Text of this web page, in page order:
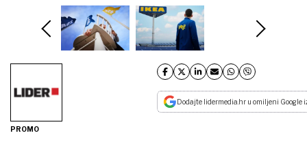
PROMO
Dodajte lidermedia.hr u omiljeni Google